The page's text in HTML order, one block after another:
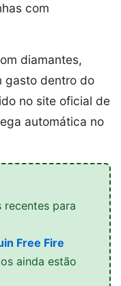
com
diamantes,
gasto dentro do
no site oficial de
automática no
recentes para
Free Fire
ainda estão